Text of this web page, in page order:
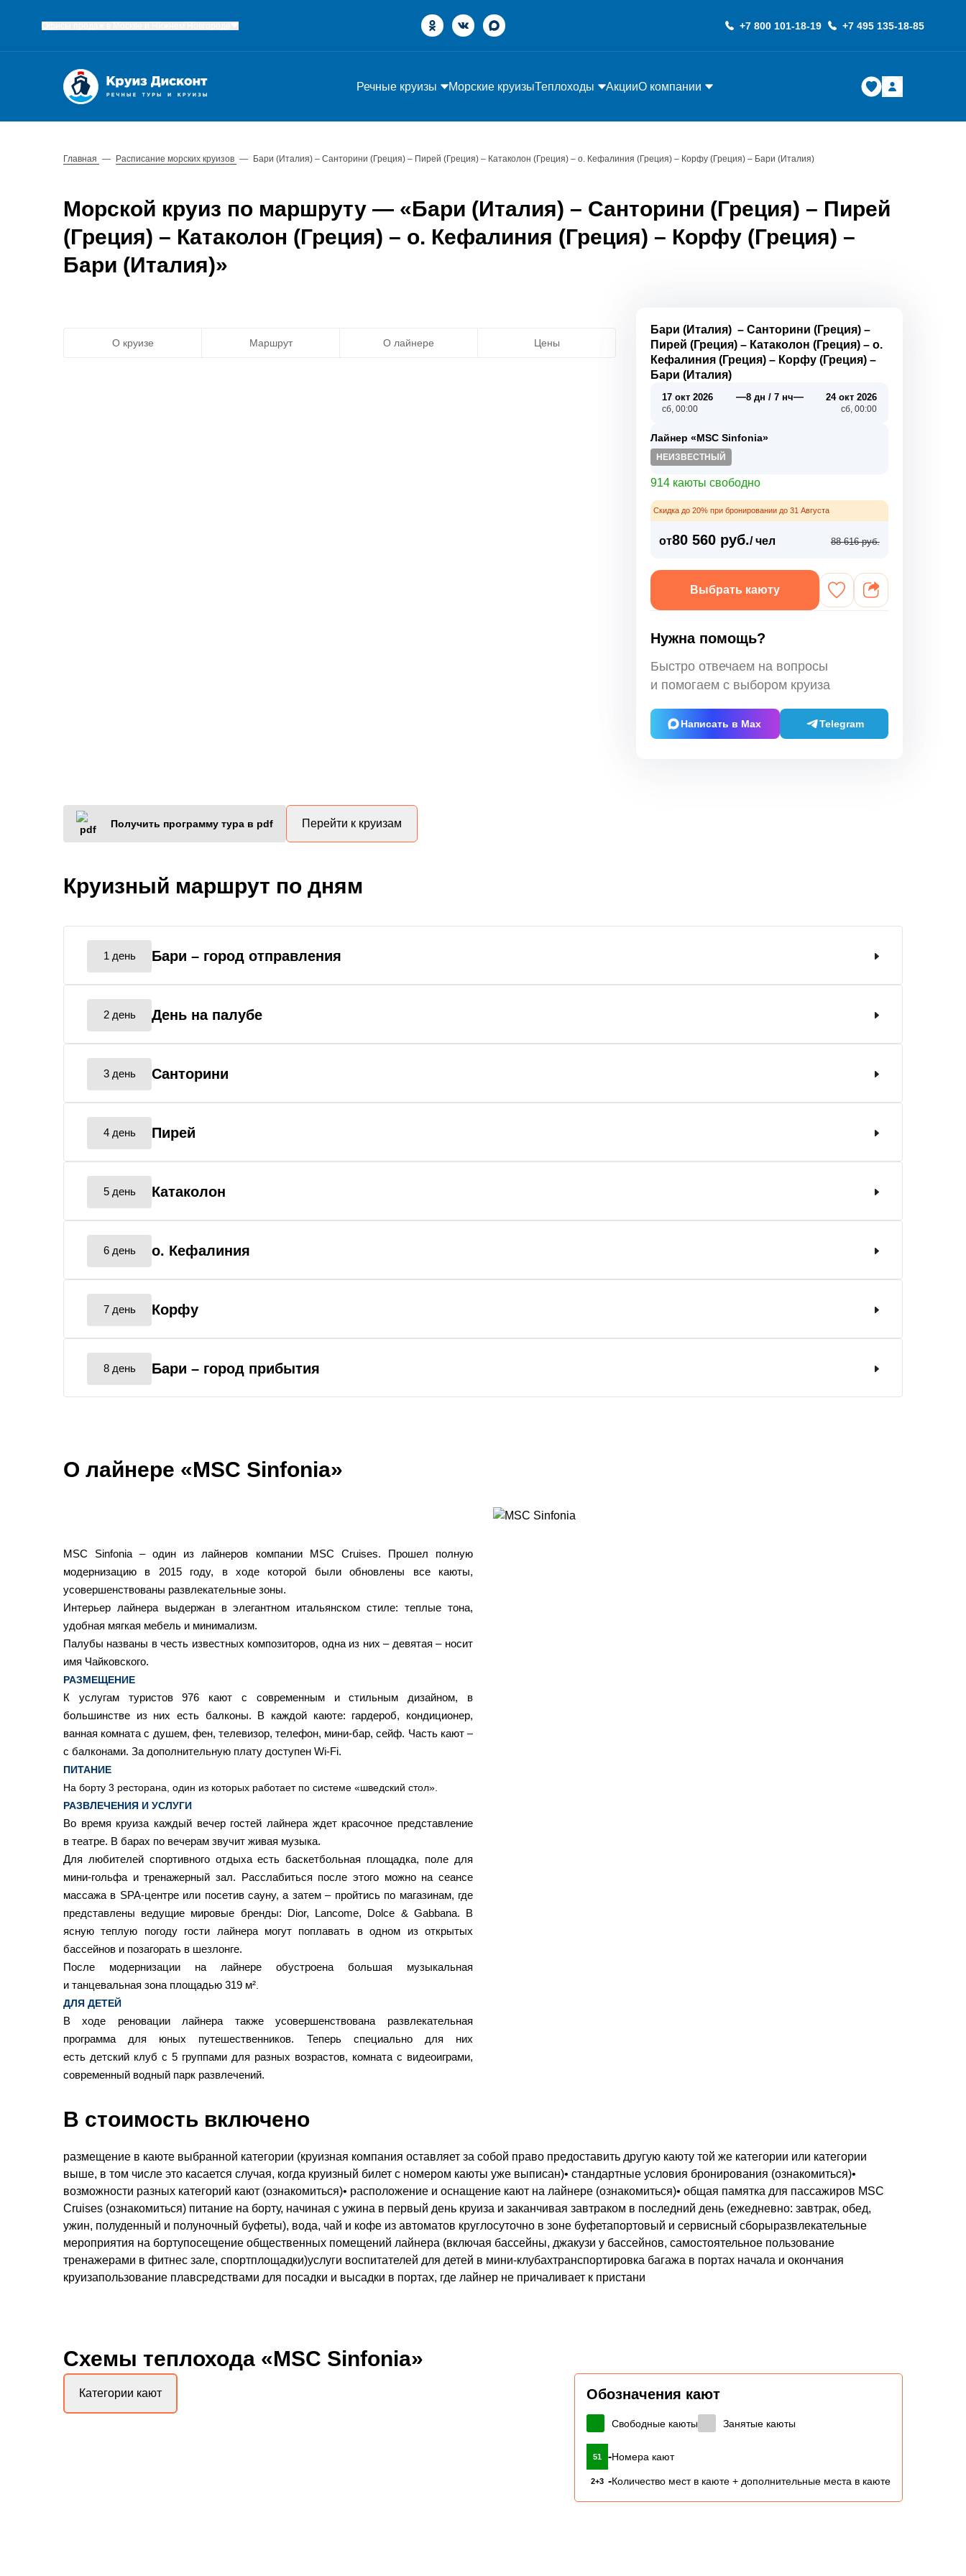
+7 800 101-18-19 +7 495 135-18-85
Речные круизы Морские круизыТеплоходы АкцииО компании
Главная — Расписание морских круизов — Бари (Италия) – Санторини (Греция) – Пирей (Греция) – Катаколон (Греция) – о. Кефалиния (Греция) – Корфу (Греция) – Бари (Италия)
Морской круиз по маршруту — «Бари (Италия) – Санторини (Греция) – Пирей
(Греция) – Катаколон (Греция) – о. Кефалиния (Греция) – Корфу (Греция) –
Бари (Италия)»
О круизе Маршрут О лайнере Цены
Бари (Италия) –Санторини (Греция) –
Пирей (Греция) – Катаколон (Греция) –о.
Кефалиния (Греция) – Корфу (Греция) –
Бари (Италия)
17 окт 2026
сб, 00:00
—8 дн / 7 нч— 24 окт 2026
сб, 00:00
Лайнер «MSC Sinfonia»
НЕИЗВЕСТНЫЙ
914 каюты свободно
Скидка до 20% при бронировании до 31 Августа
от80 560 руб./ чел 88 616 руб.
Выбрать каюту
Нужна помощь?
Быстро отвечаем на вопросы
и помогаем с выбором круиза
Написать в Max Telegram
Получить программу тура в pdf Перейти к круизам
Круизный маршрут по дням
1 день Бари – город отправления
2 день День на палубе
3 день Санторини
4 день Пирей
5 день Катаколон
6 день о. Кефалиния
7 день Корфу
8 день Бари – город прибытия
О лайнере «MSC Sinfonia»
MSC Sinfonia – один из лайнеров компании MSC Cruises. Прошел полную
модернизацию в 2015 году, в ходе которой были обновлены все каюты,
усовершенствованы развлекательные зоны.
Интерьер лайнера выдержан в элегантном итальянском стиле: теплые тона,
удобная мягкая мебель и минимализм.
Палубы названы в честь известных композиторов, одна из них – девятая – носит
имя Чайковского.
РАЗМЕЩЕНИЕ
К услугам туристов 976 кают с современным и стильным дизайном, в
большинстве из них есть балконы. В каждой каюте: гардероб, кондиционер,
ванная комната с душем, фен, телевизор, телефон, мини-бар, сейф. Часть кают –
с балконами. За дополнительную плату доступен Wi-Fi.
ПИТАНИЕ
На борту 3 ресторана, один из которых работает по системе «шведский стол».
РАЗВЛЕЧЕНИЯ И УСЛУГИ
Во время круиза каждый вечер гостей лайнера ждет красочное представление
в театре. В барах по вечерам звучит живая музыка.
Для любителей спортивного отдыха есть баскетбольная площадка, поле для
мини-гольфа и тренажерный зал. Расслабиться после этого можно на сеансе
массажа в SPA-центре или посетив сауну, а затем – пройтись по магазинам, где
представлены ведущие мировые бренды: Dior, Lancome, Dolce & Gabbana. В
ясную теплую погоду гости лайнера могут поплавать в одном из открытых
бассейнов и позагорать в шезлонге.
После модернизации на лайнере обустроена большая музыкальная
и танцевальная зона площадью 319 м²
ДЛЯ ДЕТЕЙ
В ходе реновации лайнера также усовершенствована развлекательная
программа для юных путешественников. Теперь специально для них
есть детский клуб с 5 группами для разных возрастов, комната с видеоиграми,
современный водный парк развлечений.
В стоимость включено
размещение в каюте выбранной категории (круизная компания оставляет за собой право предоставить другую каюту той же категории или категории
выше, в том числе это касается случая, когда круизный билет с номером каюты уже выписан)• стандартные условия бронирования (ознакомиться)•
возможности разных категорий кают (ознакомиться)• расположение и оснащение кают на лайнере (ознакомиться)• общая памятка для пассажиров MSC
Cruises (ознакомиться) питание на борту, начиная с ужина в первый день круиза и заканчивая завтраком в последний день (ежедневно: завтрак, обед,
ужин, полуденный и полуночный буфеты), вода, чай и кофе из автоматов круглосуточно в зоне буфетапортовый и сервисный сборыразвлекательные
мероприятия на бортупосещение общественных помещений лайнера (включая бассейны, джакузи у бассейнов, самостоятельное пользование
тренажерами в фитнес зале, спортплощадки)услуги воспитателей для детей в мини-клубахтранспортировка багажа в портах начала и окончания
круизапользование плавсредствами для посадки и высадки в портах, где лайнер не причаливает к пристани
Схемы теплохода «MSC Sinfonia»
Обозначения кают
Свободные каюты Занятые каюты
51 -Номера кают
2+3 -Количество мест в каюте + дополнительные места в каюте
Категории кают